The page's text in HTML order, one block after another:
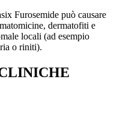
Furosemide può causare
dermatofiti e
locali (ad esempio
o riniti).